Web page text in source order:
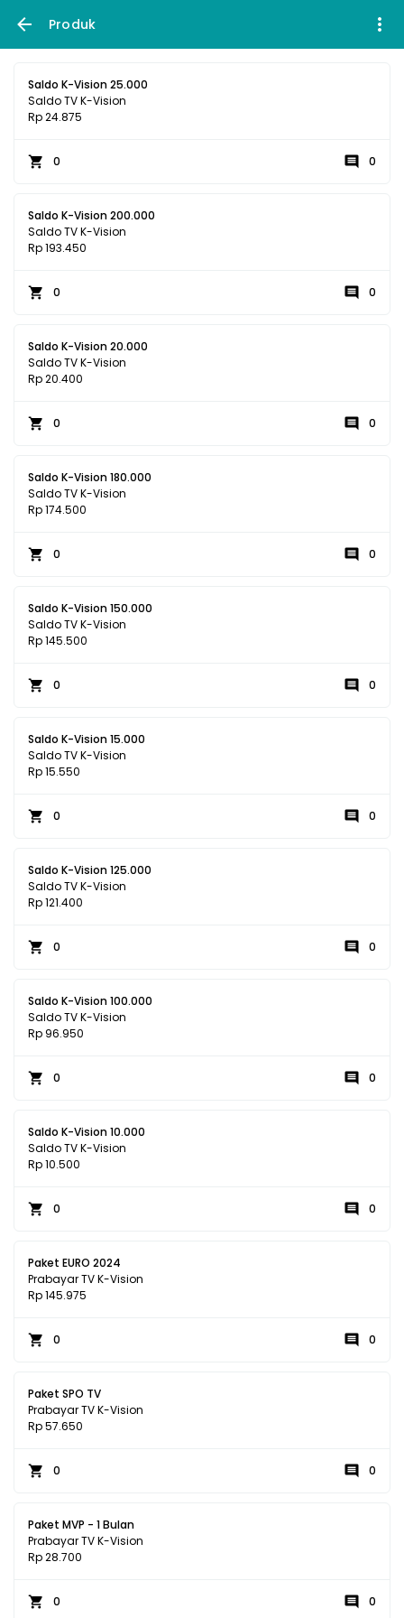
Produk
Saldo K-Vision 25.000
Saldo TV K-Vision
Rp 24.875
0 0
Saldo K-Vision 200.000
Saldo TV K-Vision
Rp 193.450
0 0
Saldo K-Vision 20.000
Saldo TV K-Vision
Rp 20.400
0 0
Saldo K-Vision 180.000
Saldo TV K-Vision
Rp 174.500
0 0
Saldo K-Vision 150.000
Saldo TV K-Vision
Rp 145.500
0 0
Saldo K-Vision 15.000
Saldo TV K-Vision
Rp 15.550
0 0
Saldo K-Vision 125.000
Saldo TV K-Vision
Rp 121.400
0 0
Saldo K-Vision 100.000
Saldo TV K-Vision
Rp 96.950
0 0
Saldo K-Vision 10.000
Saldo TV K-Vision
Rp 10.500
0 0
Paket EURO 2024
Prabayar TV K-Vision
Rp 145.975
0 0
Paket SPO TV
Prabayar TV K-Vision
Rp 57.650
0 0
Paket MVP - 1 Bulan
Prabayar TV K-Vision
Rp 28.700
0 0